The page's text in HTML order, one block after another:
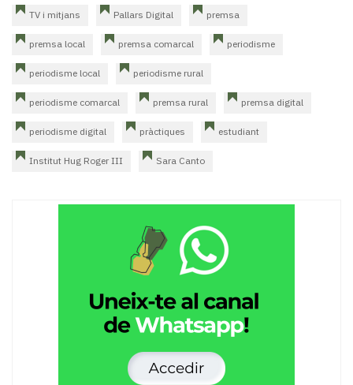
TV i mitjans Pallars Digital premsa
premsa local premsa comarcal periodisme
periodisme local periodisme rural
periodisme comarcal premsa rural premsa digital
periodisme digital pràctiques estudiant
Institut Hug Roger III Sara Canto